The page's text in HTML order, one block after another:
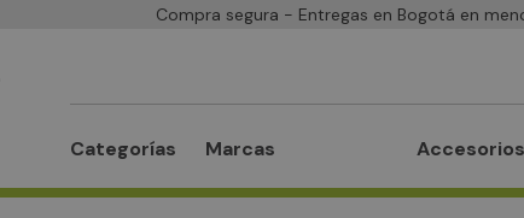
Compra segura - Entregas en Bogotá en
Categorías Marcas Accesorios